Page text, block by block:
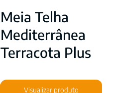
Meia Telha
Mediterrânea
Terracota Plus
Visualizar produto